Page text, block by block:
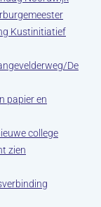
Kustinitiatief
De
papier en
college
zien